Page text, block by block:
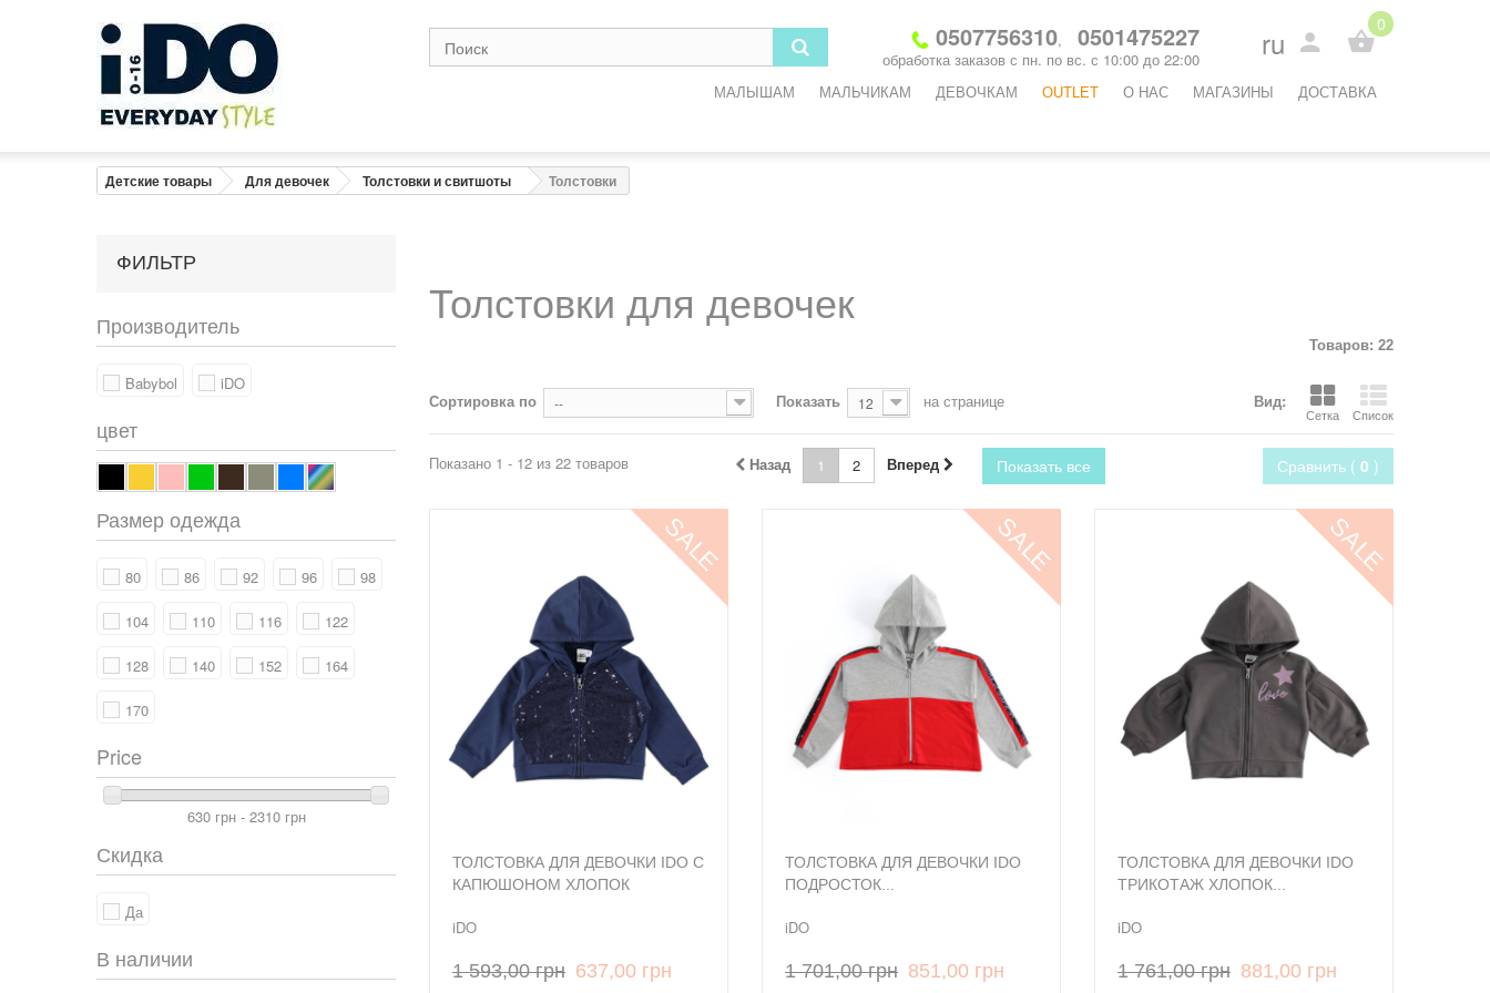
0507756310, 0501475227
обработка заказов с пн. по вс. с 10:00 до 22:00
0
ru
МАЛЫШАМ МАЛЬЧИКАМ ДЕВОЧКАМ OUTLET O НАС МАГАЗИНЫ ДОСТАВКА
Детские товары Для девочек Толстовки и свитшоты Толстовки
Толстовки для девочек
Товаров: 22
Вид:
Сетка Список
Сортировка по -- Показать 12 на странице
Сравнить ( 0 )
Показать все
Назад 1 2 Вперед
Показано 1 - 12 из 22 товаров
SALE
ТОЛСТОВКА ДЛЯ ДЕВОЧКИ IDO С
КАПЮШОНОМ ХЛОПОК
iDO
1 593,00 грн 637,00 грн
SALE
ТОЛСТОВКА ДЛЯ ДЕВОЧКИ IDO
ПОДРОСТОК...
iDO
1 701,00 грн 851,00 грн
SALE
ТОЛСТОВКА ДЛЯ ДЕВОЧКИ IDO
ТРИКОТАЖ ХЛОПОК...
iDO
1 761,00 грн 881,00 грн
ФИЛЬТР
Производитель
Babybol iDO
цвет
Размер одежда
80 86 92 96 98
104 110 116 122
128 140 152 164
170
Price
630 грн - 2310 грн
Скидка
Да
В наличии